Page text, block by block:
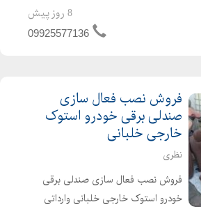
کمری ، ماکسیما ، زانتیا ، سمند ، پرشیا ،
ال۹۰ ، تندر ، ساندرو ، استپ وی ، گالانت
8 روز پیش
09925577136
فروش نصب فعال سازی
صندلی برقی خودرو استوک
خارجی خلبانی
نظری
فروش نصب فعال سازی صندلی برقی
خودرو استوک خارجی خلبانی وارداتی